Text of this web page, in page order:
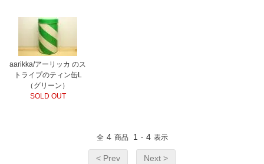
aarikka/アーリッカ のス
トライプのティン缶L
（グリーン）
SOLD OUT
全 4 商品 1 - 4 表示
< Prev Next >